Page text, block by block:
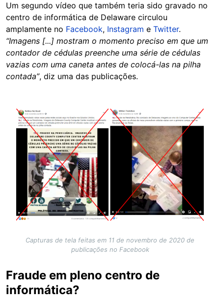
Um segundo vídeo que também teria sido gravado no
centro de informática de Delaware circulou
amplamente no Facebook, Instagram e Twitter.
“Imagens [...] mostram o momento preciso em que um
contador de cédulas preenche uma série de cédulas
vazias com uma caneta antes de colocá-las na pilha
contada”, diz uma das publicações.
Image
Capturas de tela feitas em 11 de novembro de 2020 de
publicações no Facebook
Fraude em pleno centro de
informática?